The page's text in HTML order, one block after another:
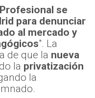
se
para denunciar
al mercado y
". La
de que la nueva
la privatización
la